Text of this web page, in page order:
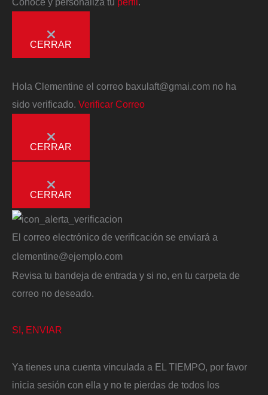
CERRAR
Hola Clementine el correo baxulaft@gmai.com no ha
sido verificado. Verificar Correo
CERRAR
CERRAR
El correo electrónico de verificación se enviará a
clementine@ejemplo.com
Revisa tu bandeja de entrada y si no, en tu carpeta de
correo no deseado.
SI, ENVIAR
Ya tienes una cuenta vinculada a EL TIEMPO, por favor
inicia sesión con ella y no te pierdas de todos los